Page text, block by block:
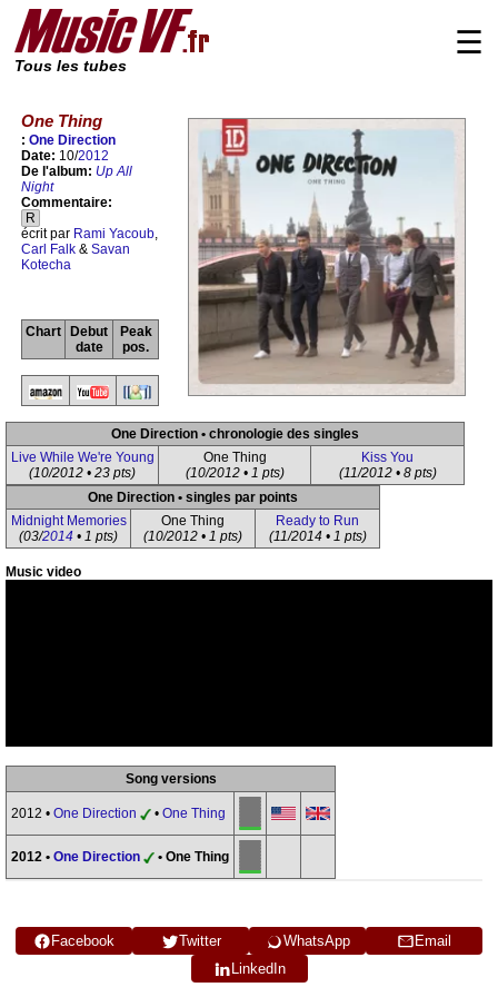
Tous les tubes
☰
One Thing
: One Direction
Date: 10/2012
De l'album: Up All
Night
Commentaire:
R
écrit par Rami Yacoub,
Carl Falk & Savan
Kotecha
Chart
Debut
date
Peak
pos.
One Direction • chronologie des singles
Live While We're Young
(10/2012 • 23 pts)
One Thing
(10/2012 • 1 pts)
Kiss You
(11/2012 • 8 pts)
One Direction • singles par points
Midnight Memories
(03/2014 • 1 pts)
One Thing
(10/2012 • 1 pts)
Ready to Run
(11/2014 • 1 pts)
Music video
Song versions
2012 • One Direction • One Thing
2012 • One Direction • One Thing
Facebook Twitter WhatsApp
Email
LinkedIn